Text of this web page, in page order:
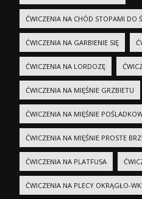
ĆWICZENIA NA CHÓD STOPAMI DO
ĆWICZENIA NA GARBIENIE SIĘ
ĆWICZENIA NA LORDOZĘ
ĆWICZENIA NA MIĘŚNIE GRZBIETU
ĆWICZENIA NA MIĘŚNIE
ĆWICZENIA NA MIĘŚNIE PROSTE
ĆWICZENIA NA PLATFUSA
ĆWICZENIA NA PLECY OKRĄGŁO-